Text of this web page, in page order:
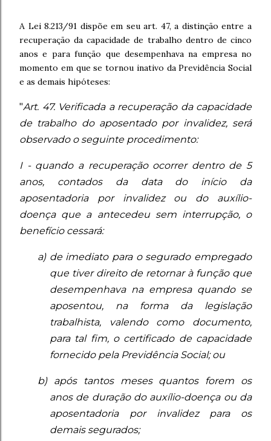
A Lei 8.213/91 dispõe em seu art. 47, a distinção entre a
recuperação da capacidade de trabalho dentro de cinco
anos e para função que desempenhava na empresa no
momento em que se tornou inativo da Previdência Social
e as demais hipóteses:
"Art. 47. Verificada a recuperação da capacidade
de trabalho do aposentado por invalidez, será
observado o seguinte procedimento:
I - quando a recuperação ocorrer dentro de 5
anos, contados da data do início da
aposentadoria por invalidez ou do auxílio-
doença que a antecedeu sem interrupção, o
benefício cessará:
a) de imediato para o segurado empregado
que tiver direito de retornar à função que
desempenhava na empresa quando se
aposentou, na forma da legislação
trabalhista, valendo como documento,
para tal fim, o certificado de capacidade
fornecido pela Previdência Social; ou
b) após tantos meses quantos forem os
anos de duração do auxílio-doença ou da
aposentadoria por invalidez para os
demais segurados;